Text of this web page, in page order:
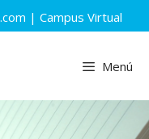
| Campus Virtual
Menú